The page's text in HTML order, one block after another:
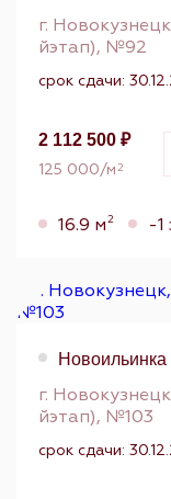
г.
йэтап), №92
срок сдачи:
2 112 500 ₽
125 000/м2
16.9 м2 -1
Новоильинка
г.
йэтап), №103
срок сдачи: